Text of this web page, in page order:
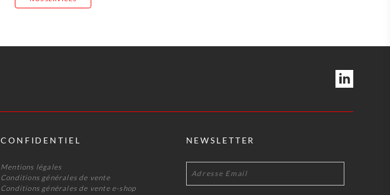
CONFIDENTIEL
Mentions légales
Conditions générales de vente
Conditions générales de vente e-shop
NEWSLETTER